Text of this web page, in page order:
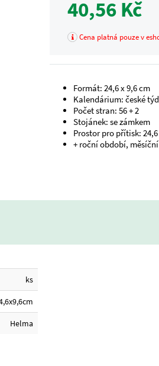
40,56 Kč
Cena platná pouze v
Formát: 24,6 x 9,6 cm
Kalendárium: české
Počet stran: 56 + 2
Stojánek: se zámkem
Prostor pro přítisk:
+ roční období,
ks
Helma